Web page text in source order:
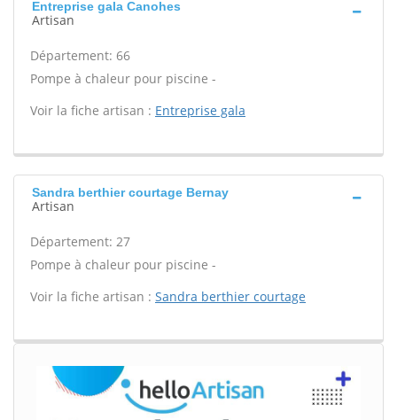
Entreprise gala Canohes
Artisan
Département: 66
Pompe à chaleur pour piscine -
Voir la fiche artisan : Entreprise gala
Sandra berthier courtage Bernay
Artisan
Département: 27
Pompe à chaleur pour piscine -
Voir la fiche artisan : Sandra berthier courtage